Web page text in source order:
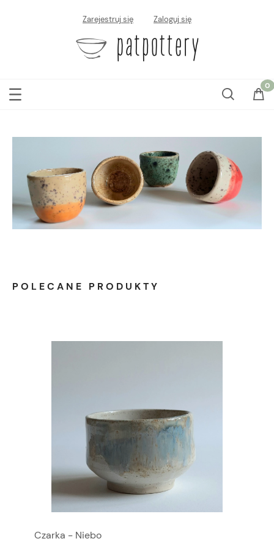
Zarejestruj się Zaloguj się
POLECANE PRODUKTY
Czarka - Niebo